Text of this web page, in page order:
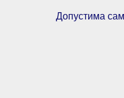
Допустима